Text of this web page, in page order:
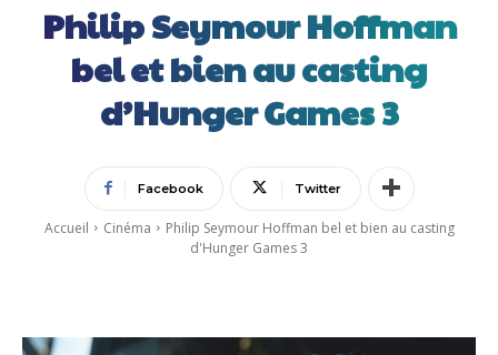
Philip Seymour Hoffman
bel et bien au casting
d’Hunger Games 3
Facebook Twitter
Accueil Cinéma
Philip Seymour Hoffman bel et bien au casting
d'Hunger Games 3